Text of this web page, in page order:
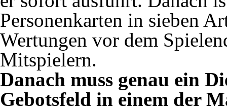
Personenkarten in sieben
Wertungen vor dem
Mitspielern.
Danach muss genau ein
Gebotsfeld in einem der